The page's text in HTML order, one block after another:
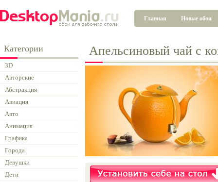
Главная Новые обои
Категории
3D
Авторские
Абстракция
Авиация
Авто
Анимация
Графика
Города
Девушки
Дети
Апельсиновый чай с